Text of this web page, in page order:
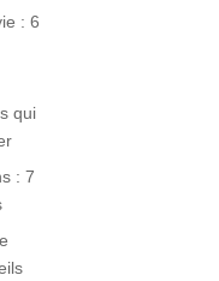
: 6
qui
: 7